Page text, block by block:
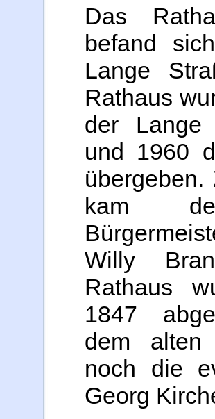
Das
befand
Lange
Rathaus
der Lange
und 1960
übergeben.
kam
Willy
Rathaus
1847
dem alten
noch die
Georg